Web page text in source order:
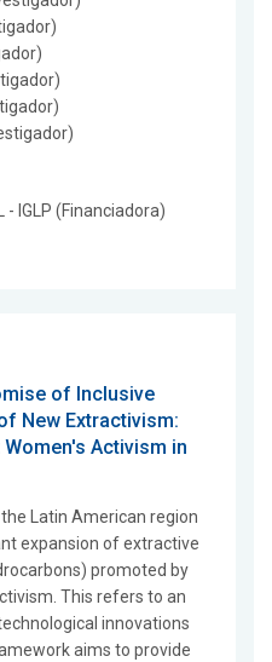
- IGLP (Financiadora)
of Inclusive
New Extractivism:
Activism in
Latin American region
expansion of extractive
promoted by
This refers to an
innovations
aims to provide